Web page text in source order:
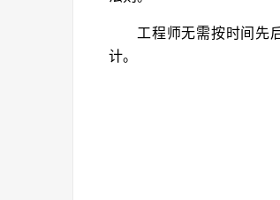
工程师无需按时间先
计。